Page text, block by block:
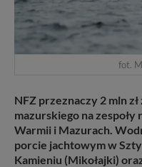
fot.
NFZ przeznaczy 2 mln
mazurskiego na
Warmii i Mazurach.
porcie jachtowym w
Kamieniu (Mikołajki)